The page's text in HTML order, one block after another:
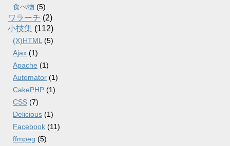
食べ物 (5)
ワラーチ (2)
小技集 (112)
(X)HTML (5)
Ajax (1)
Apache (1)
Automator (1)
CakePHP (1)
CSS (7)
Delicious (1)
Facebook (11)
ffmpeg (5)